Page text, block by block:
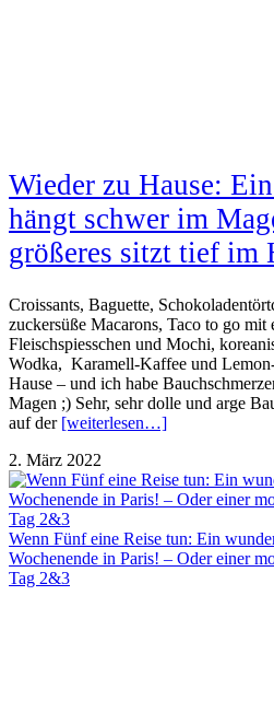
Wieder zu Hause:
hängt schwer im
größeres sitzt tief im
Croissants, Baguette,
zuckersüße Macarons, Taco to go mit
Fleischspiesschen und Mochi,
Wodka, Karamell-Kaffee und
Hause – und ich habe
Magen ;) Sehr, sehr dolle und arge
auf der [weiterlesen…]
2. März 2022
Wenn Fünf eine Reise tun: Ein
Wochenende in Paris! – Oder einer
Tag 2&3